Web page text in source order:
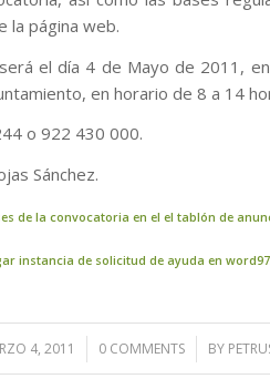
la página web.
el día 4 de Mayo de 2011,
en horario de 8 a 14
o 922 430 000.
Sánchez.
de la convocatoria en el el tablón de
instancia de solicitud de ayuda en
4, 2011
/ 0 COMMENTS
/ BY